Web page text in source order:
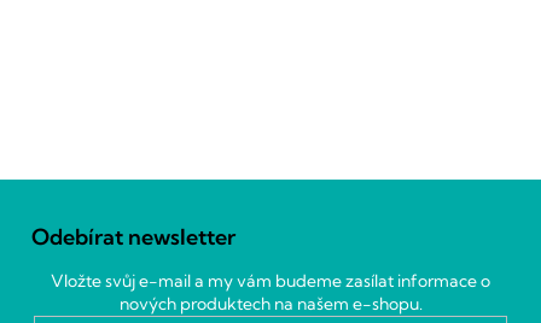
Odebírat newsletter
Vložte svůj e-mail a my vám budeme zasílat informace o
nových produktech na našem e-shopu.